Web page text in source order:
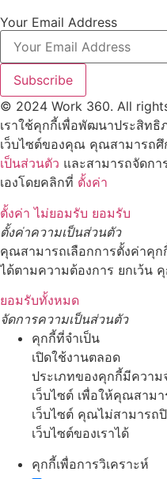
Your Email Address
Subscribe
© 2024 Work 360. All
เราใช้คุกกี้เพื่อพัฒนาประสิท
เว็บไซต์ของคุณ คุณสามารถศึ
เป็นส่วนตัว และสามารถจัดกา
เองโดยคลิกที่ ตั้งค่า
ตั้งค่า ไม่ยอมรับ ยอมรับ
ตั้งค่าความเป็นส่วนตัว
คุณสามารถเลือกการตั้งค่าคุก
ได้ตามความต้องการ ยกเว้น
ยอมรับทั้งหมด
จัดการความเป็นส่วนตัว
คุกกี้ที่จำเป็น
เปิดใช้งานตลอด
ประเภทของคุกกี้มีความ
เว็บไซต์ เพื่อให้คุณสาม
เว็บไซต์ คุณไม่สามารถ
เว็บไซต์ของเราได้
คุกกี้เพื่อการวิเคราะห์